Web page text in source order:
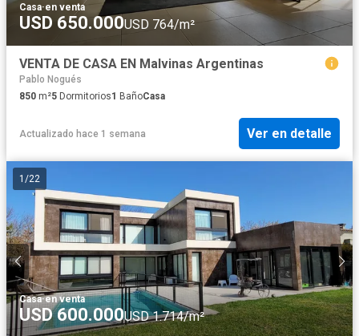
Casa·en venta
USD 650.000USD 764/m²
VENTA DE CASA EN Malvinas Argentinas
Pablo Nogués
850 m²5 Dormitorios1 BañoCasa
Actualizado hace 1 semana Ver en detalle
1 /22
Casa·en venta
USD 600.000USD 1.714/m²